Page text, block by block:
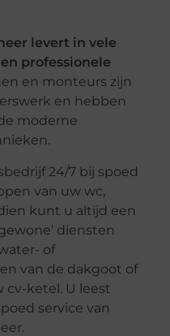
levert in vele
professionele
en monteurs zijn
en hebben
moderne
24/7 bij spoed
van uw wc,
kunt u altijd een
diensten
of
van de dakgoot of
cv-ketel. U leest
service van